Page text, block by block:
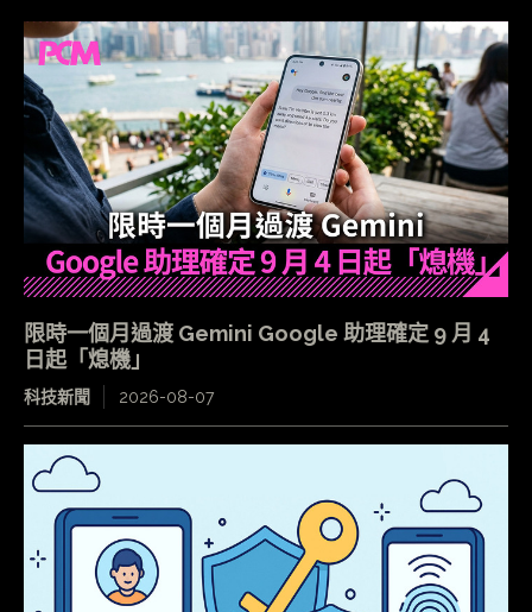
限時一個月過渡 Gemini Google 助理確定 9 月 4
日起「熄機」
科技新聞 2026-08-07